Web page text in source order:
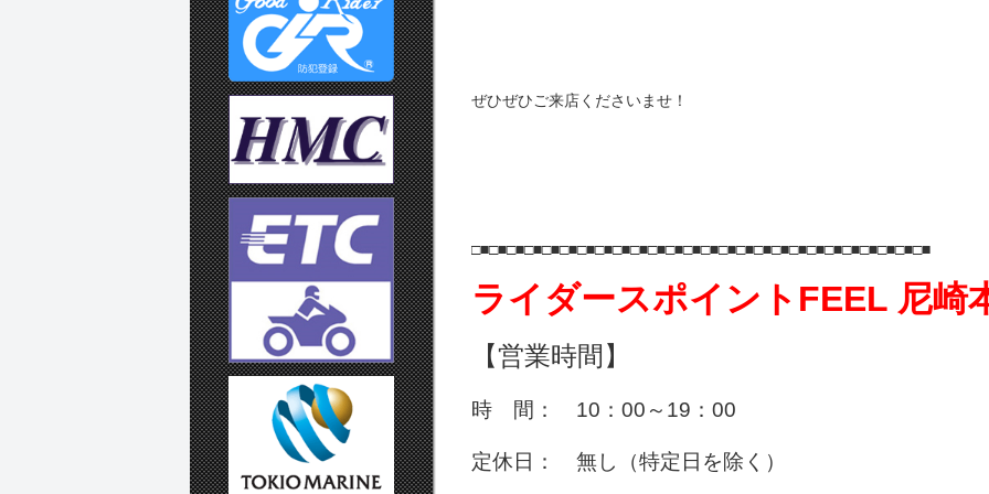
ぜひぜひご来店くださいませ！
□■□■□■□■□■□■□■□■□■□■□■□■□■□■□■□■□■□■□■□■□■□■□■□■□■□■
ライダースポイントFEEL 尼崎
【営業時間】
時 間： 10：00～19：00
定休日： 無し（特定日を除く）